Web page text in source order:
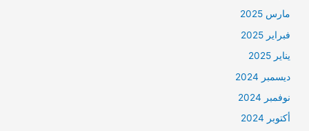
مارس 2025
فبراير 2025
يناير 2025
ديسمبر 2024
نوفمبر 2024
أكتوبر 2024